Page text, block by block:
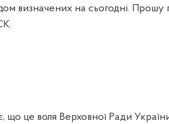
визначених на сьогодні. Прошу
це воля Верховної Ради